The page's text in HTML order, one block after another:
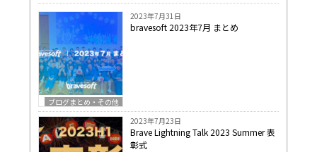
ブログまとめ・その他
2023年7月31日
bravesoft 2023年7月 まとめ
2023年7月23日
Brave Lightning Talk 2023 Summer 表
彰式